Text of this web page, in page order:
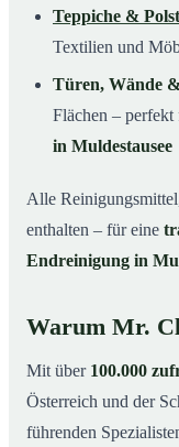
Teppiche &
Textilien und
Türen, Wände
Flächen – perfekt
in Muldestausee
Alle
enthalten – für eine
Endreinigung in
Warum Mr.
Mit über 100.000
Österreich und der
führenden